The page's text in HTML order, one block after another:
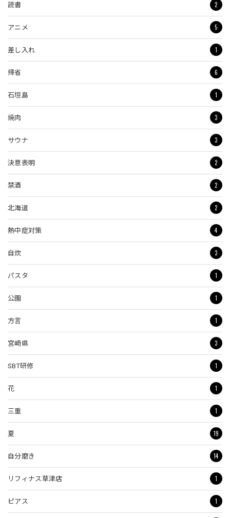
読書 2
アニメ 5
差し入れ 1
帰省 6
石垣島 1
焼肉 3
サウナ 3
決意表明 2
禁酒 2
北海道 2
熱中症対策 4
自炊 3
パスタ 1
公園 1
方言 1
宮崎県 3
SBT研修 1
花 1
三重 1
夏 19
自分磨き 14
リフィナス草津店 1
ピアス 1